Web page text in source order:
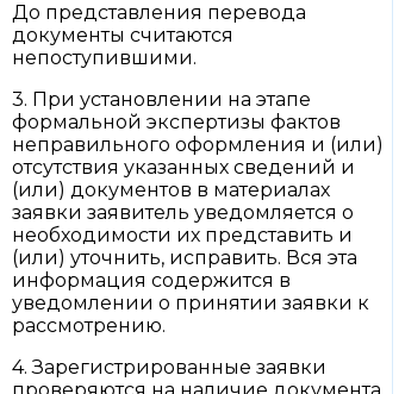
До представления перевода
документы считаются
непоступившими.
3. При установлении на этапе
формальной экспертизы фактов
неправильного оформления и (или)
отсутствия указанных сведений и
(или) документов в материалах
заявки заявитель уведомляется о
необходимости их представить и
(или) уточнить, исправить. Вся эта
информация содержится в
уведомлении о принятии заявки к
рассмотрению.
4. Зарегистрированные заявки